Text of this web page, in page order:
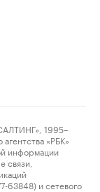
1995–
«РБК»
информации
связи,
63848) и сетевого